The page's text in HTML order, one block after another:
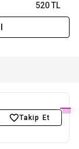
520 TL
Takip Et